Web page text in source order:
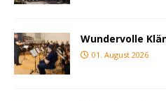
Wundervolle
01. August 2026